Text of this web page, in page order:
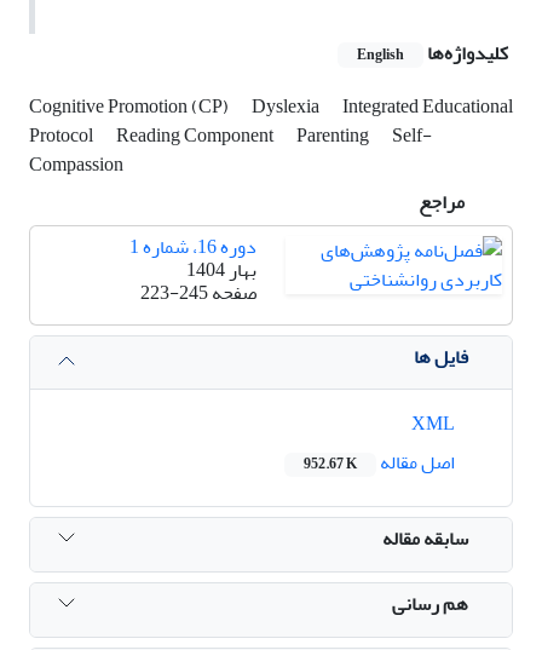
کلیدواژه‌ها
English
Cognitive Promotion (CP) Dyslexia
Integrated Educational
Protocol
Reading Component Parenting
Self-
Compassion
مراجع
دوره 16، شماره 1
بهار 1404
صفحه223-245
فایل ها
اصل مقاله
952.67 K
سابقه مقاله
هم رسانی